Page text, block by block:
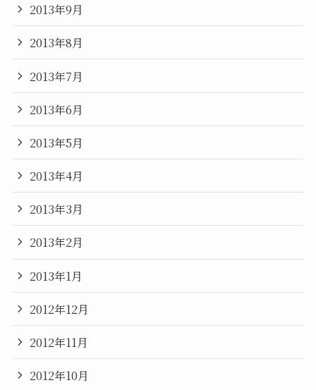
2013年9月
2013年8月
2013年7月
2013年6月
2013年5月
2013年4月
2013年3月
2013年2月
2013年1月
2012年12月
2012年11月
2012年10月